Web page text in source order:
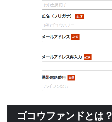
ゴコウファンドとは？